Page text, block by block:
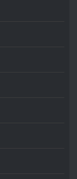
DUE ORE.